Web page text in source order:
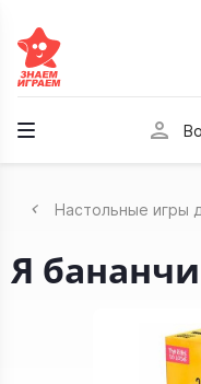
person
Настольные игры
Я